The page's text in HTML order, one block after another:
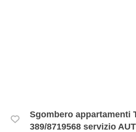
Sgombero appartamenti
389/8719568 servizio